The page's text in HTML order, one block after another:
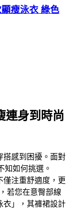
瘦泳衣 綠色
連身到時尚
搭感到困擾。面對
知如何挑選。
僅注重舒適度，更
若您在意臀部線
衣」，其褲裙設計